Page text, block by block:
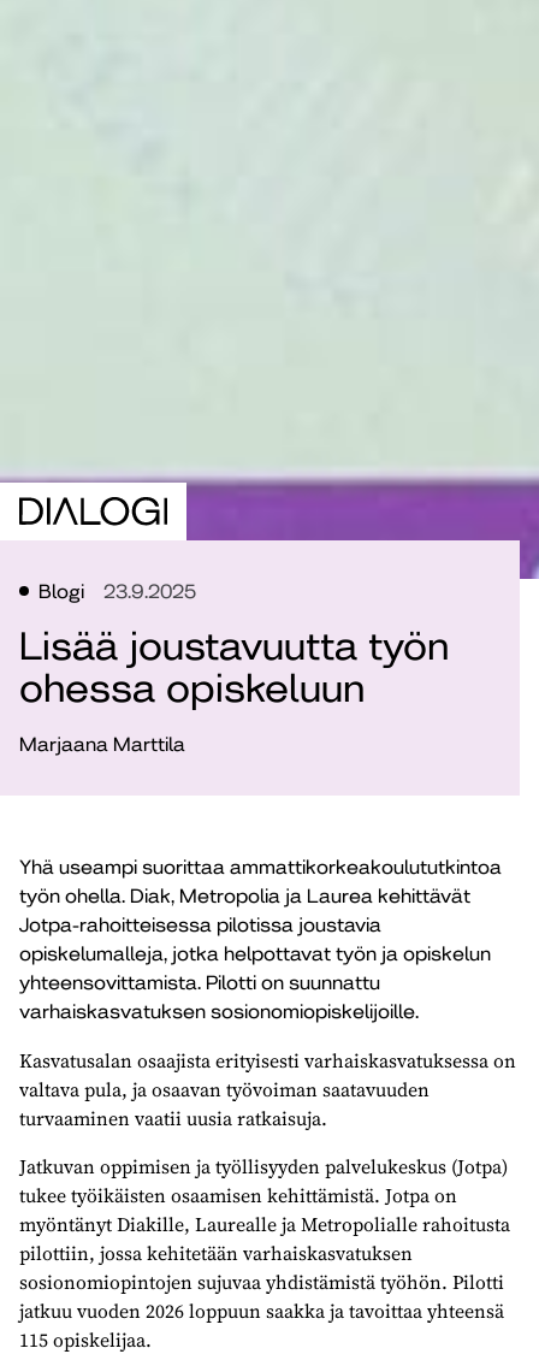
Blogi 23.9.2025
Lisää joustavuutta työn
ohessa opiskeluun
Marjaana Marttila
Yhä useampi suorittaa ammattikorkeakoulututkintoa
työn ohella. Diak, Metropolia ja Laurea kehittävät
Jotpa-rahoitteisessa pilotissa joustavia
opiskelumalleja, jotka helpottavat työn ja opiskelun
yhteensovittamista. Pilotti on suunnattu
varhaiskasvatuksen sosionomiopiskelijoille.
Kasvatusalan osaajista erityisesti varhaiskasvatuksessa on
valtava pula, ja osaavan työvoiman saatavuuden
turvaaminen vaatii uusia ratkaisuja.
Jatkuvan oppimisen ja työllisyyden palvelukeskus (Jotpa)
tukee työikäisten osaamisen kehittämistä. Jotpa on
myöntänyt Diakille, Laurealle ja Metropolialle rahoitusta
pilottiin, jossa kehitetään varhaiskasvatuksen
sosionomiopintojen sujuvaa yhdistämistä työhön. Pilotti
jatkuu vuoden 2026 loppuun saakka ja tavoittaa yhteensä
115 opiskelijaa.